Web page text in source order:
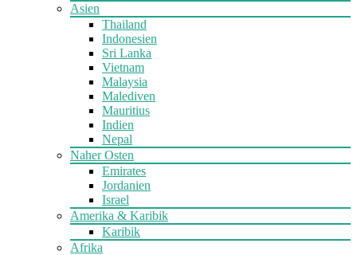
Asien
Thailand
Indonesien
Sri Lanka
Vietnam
Malaysia
Malediven
Mauritius
Indien
Nepal
Naher Osten
Emirates
Jordanien
Israel
Amerika & Karibik
Karibik
Afrika